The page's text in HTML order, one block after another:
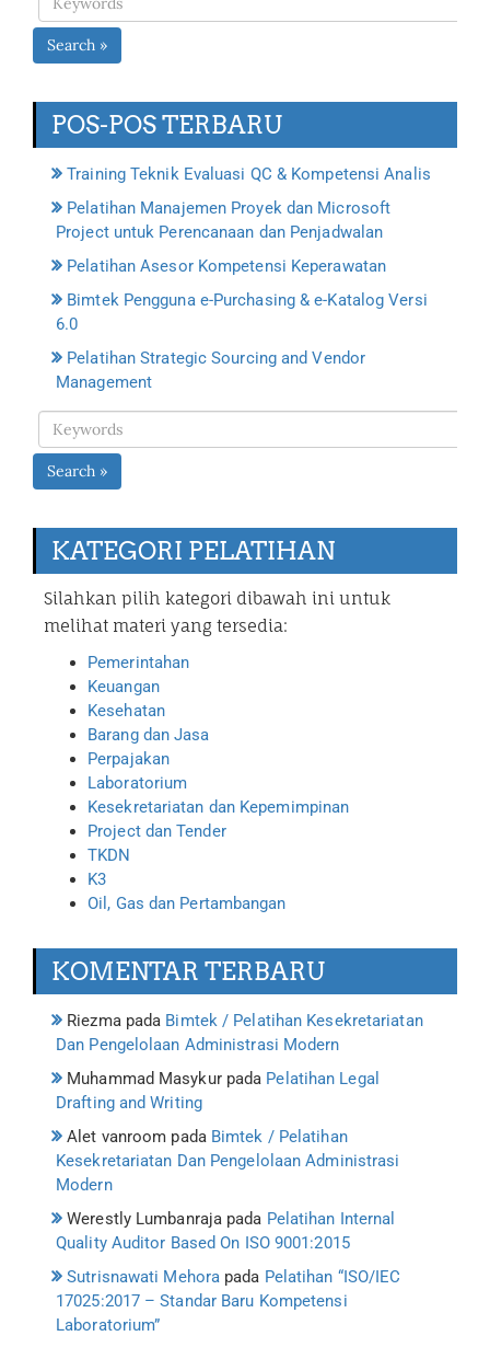
Search »
POS-POS TERBARU
Training Teknik Evaluasi QC & Kompetensi Analis
Pelatihan Manajemen Proyek dan Microsoft
Project untuk Perencanaan dan Penjadwalan
Pelatihan Asesor Kompetensi Keperawatan
Bimtek Pengguna e-Purchasing & e-Katalog Versi
6.0
Pelatihan Strategic Sourcing and Vendor
Management
Search »
KATEGORI PELATIHAN
Silahkan pilih kategori dibawah ini untuk
melihat materi yang tersedia:
Pemerintahan
Keuangan
Kesehatan
Barang dan Jasa
Perpajakan
Laboratorium
Kesekretariatan dan Kepemimpinan
Project dan Tender
TKDN
K3
Oil, Gas dan Pertambangan
KOMENTAR TERBARU
Riezmapada Bimtek / Pelatihan Kesekretariatan
Dan Pengelolaan Administrasi Modern
Muhammad Masykurpada Pelatihan Legal
Drafting and Writing
Alet vanroom pada Bimtek / Pelatihan
Kesekretariatan Dan Pengelolaan Administrasi
Modern
Werestly Lumbanraja pada Pelatihan Internal
Quality Auditor Based On ISO 9001:2015
Sutrisnawati Mehora pada Pelatihan “ISO/IEC
17025:2017 – Standar Baru Kompetensi
Laboratorium”